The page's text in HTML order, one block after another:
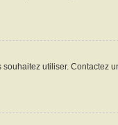
utiliser. Contactez